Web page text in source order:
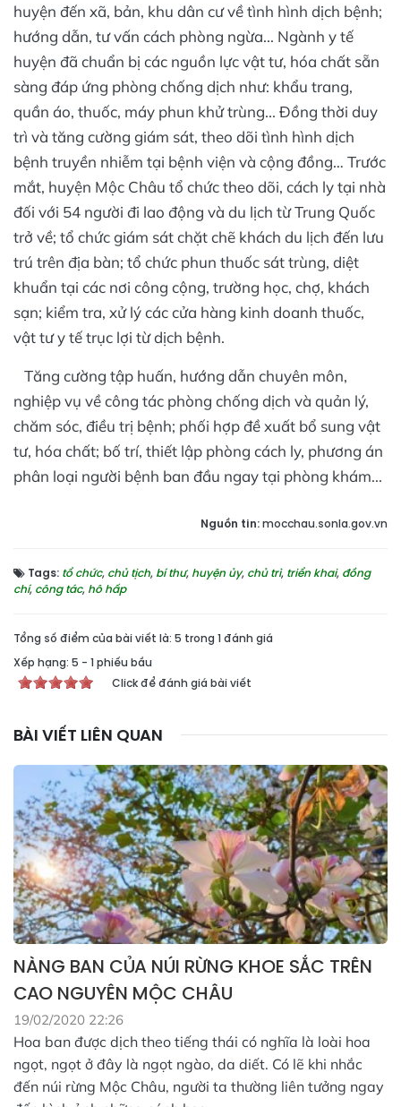
huyện đến xã, bản, khu dân cư về tình hình dịch bệnh;
hướng dẫn, tư vấn cách phòng ngừa... Ngành y tế
huyện đã chuẩn bị các nguồn lực vật tư, hóa chất sẵn
sàng đáp ứng phòng chống dịch như: khẩu trang,
quần áo, thuốc, máy phun khử trùng... Đồng thời duy
trì và tăng cường giám sát, theo dõi tình hình dịch
bệnh truyền nhiễm tại bệnh viện và cộng đồng… Trước
mắt, huyện Mộc Châu tổ chức theo dõi, cách ly tại nhà
đối với 54 người đi lao động và du lịch từ Trung Quốc
trở về; tổ chức giám sát chặt chẽ khách du lịch đến lưu
trú trên địa bàn; tổ chức phun thuốc sát trùng, diệt
khuẩn tại các nơi công cộng, trường học, chợ, khách
sạn; kiểm tra, xử lý các cửa hàng kinh doanh thuốc,
vật tư y tế trục lợi từ dịch bệnh.
Tăng cường tập huấn, hướng dẫn chuyên môn,
nghiệp vụ về công tác phòng chống dịch và quản lý,
chăm sóc, điều trị bệnh; phối hợp đề xuất bổ sung vật
tư, hóa chất; bố trí, thiết lập phòng cách ly, phương án
phân loại người bệnh ban đầu ngay tại phòng khám...
Nguồn tin:mocchau.sonla.gov.vn
Tags: tổ chức, chủ tịch, bí thư, huyện ủy, chủ trì, triển khai, đồng
chí, công tác, hô hấp
Tổng số điểm của bài viết là: 5 trong 1 đánh giá
Xếp hạng: 5 - 1 phiếu bầu
Click để đánh giá bài viết
BÀI VIẾT LIÊN QUAN
NÀNG BAN CỦA NÚI RỪNG KHOE SẮC TRÊN
CAO NGUYÊN MỘC CHÂU
19/02/2020 22:26
Hoa ban được dịch theo tiếng thái có nghĩa là loài hoa
ngọt, ngọt ở đây là ngọt ngào, da diết. Có lẽ khi nhắc
đến núi rừng Mộc Châu, người ta thường liên tưởng ngay